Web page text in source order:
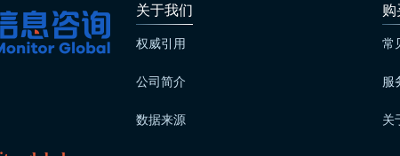
关于我们
权威引用
公司简介
数据来源
购
常
服
关